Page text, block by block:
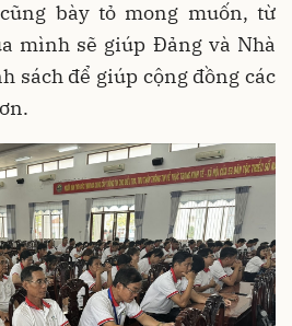
bày tỏ mong muốn, từ
mình sẽ giúp Đảng và Nhà
sách để giúp cộng đồng các